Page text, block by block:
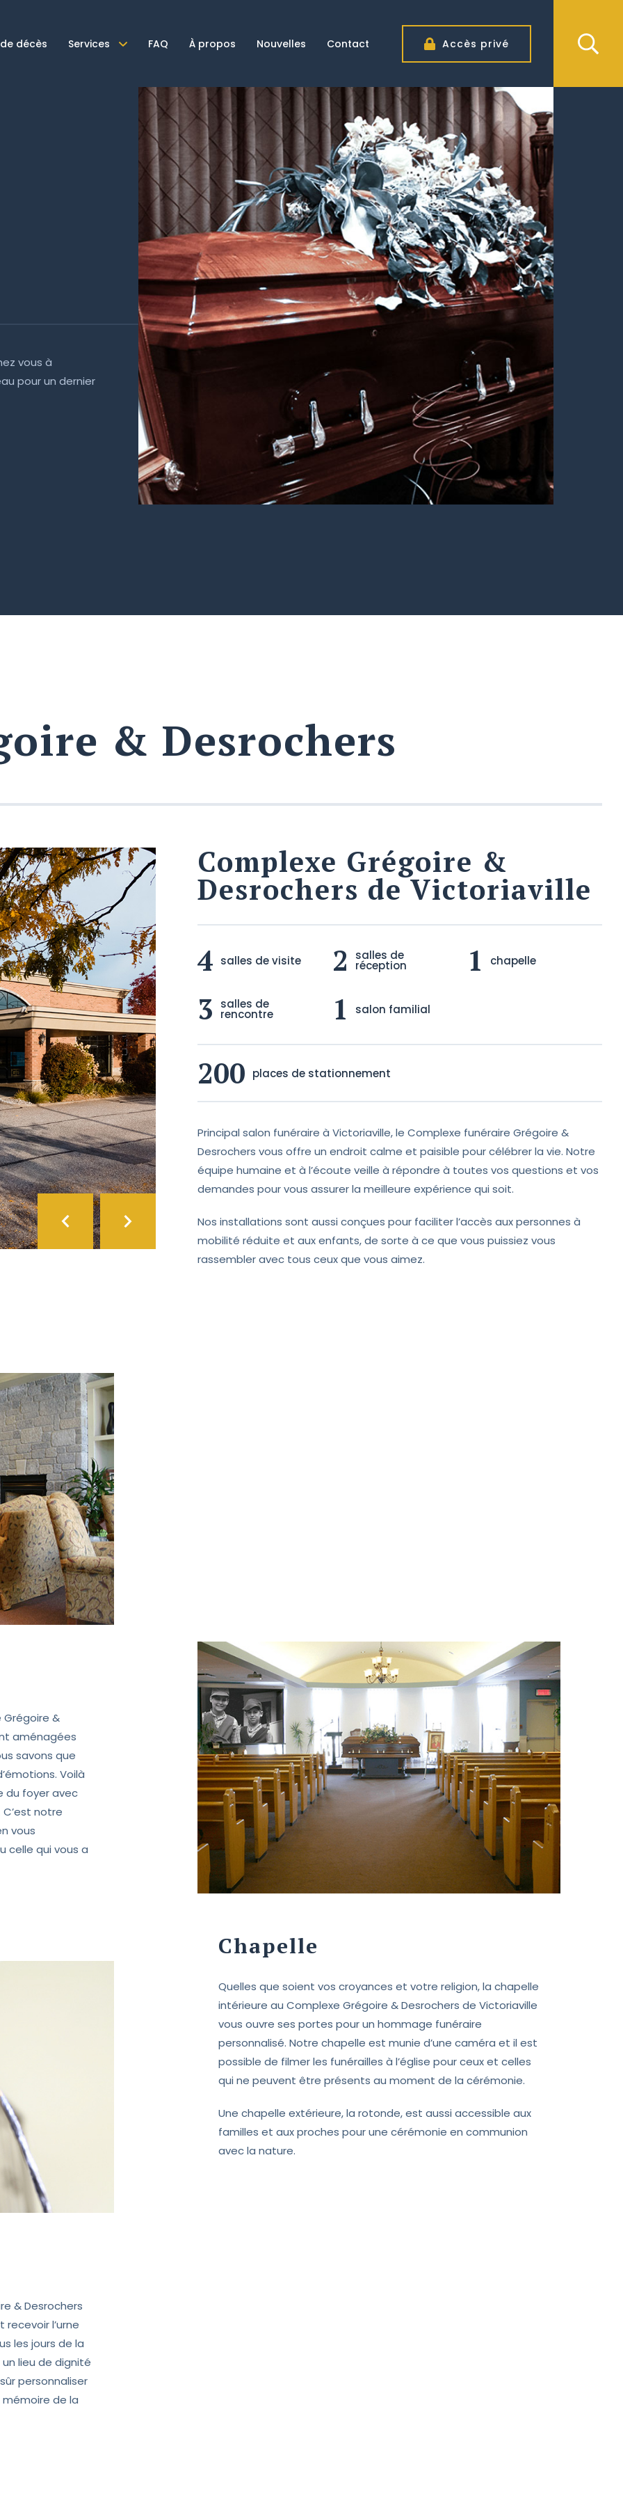
décès Services FAQ À propos Nouvelles Contact Accès privé
vous à
pour un dernier
& Desrochers
Complexe Grégoire &
Desrochers de Victoriaville
4 salles de visite 2 salles de
réception 1 chapelle
3 salles de
rencontre 1 salon familial
200 places de stationnement
Principal salon funéraire à Victoriaville, le Complexe funéraire Grégoire &
Desrochers vous offre un endroit calme et paisible pour célébrer la vie. Notre
équipe humaine et à l’écoute veille à répondre à toutes vos questions et vos
demandes pour vous assurer la meilleure expérience qui soit.
Nos installations sont aussi conçues pour faciliter l’accès aux personnes à
mobilité réduite et aux enfants, de sorte à ce que vous puissiez vous
rassembler avec tous ceux que vous aimez.
&
aménagées
savons que
Voilà
du foyer avec
notre
vous
celle qui vous a
& Desrochers
l’urne
les jours de la
lieu de dignité
personnaliser
de la
Chapelle
Quelles que soient vos croyances et votre religion, la chapelle
intérieure au Complexe Grégoire & Desrochers de Victoriaville
vous ouvre ses portes pour un hommage funéraire
personnalisé. Notre chapelle est munie d’une caméra et il est
possible de filmer les funérailles à l’église pour ceux et celles
qui ne peuvent être présents au moment de la cérémonie.
Une chapelle extérieure, la rotonde, est aussi accessible aux
familles et aux proches pour une cérémonie en communion
avec la nature.